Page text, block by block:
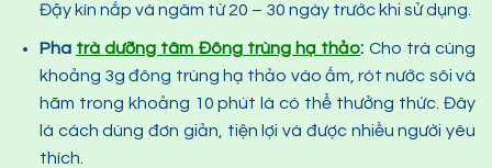
Đậy kín nắp và ngâm từ 20 – 30 ngày trước khi sử dụng.
Pha tràdưỡng tâm Đông trùng hạ thảo: Cho trà cùng
khoảng 3g đông trùng hạ thảo vào ấm, rót nước sôi và
hãm trong khoảng 10 phút là có thể thưởng thức. Đây
là cách dùng đơn giản, tiện lợi và được nhiều người yêu
thích.